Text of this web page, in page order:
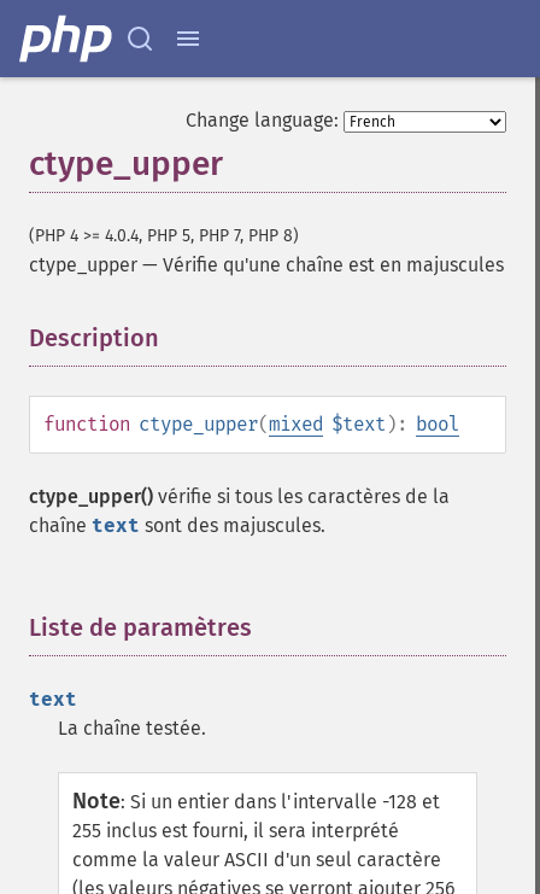
Change language:
ctype_upper
(PHP 4 >= 4.0.4, PHP 5, PHP 7, PHP 8)
ctype_upper — Vérifie qu'une chaîne est en majuscules
Description
function ctype_upper(mixed $text ): bool
ctype_upper() vérifie si tous les caractères de la
chaîne text sont des majuscules.
Liste de paramètres
text
La chaîne testée.
Note: Si un entier dans l'intervalle -128 et
255 inclus est fourni, il sera interprété
comme la valeur ASCII d'un seul caractère
(les valeurs négatives se verront ajouter 256